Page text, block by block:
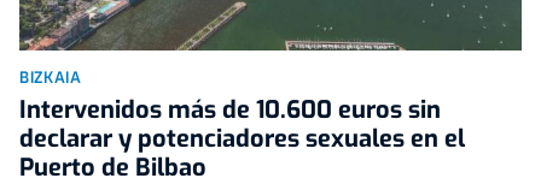
BIZKAIA
Intervenidos más de 10.600 euros sin
declarar y potenciadores sexuales en el
Puerto de Bilbao